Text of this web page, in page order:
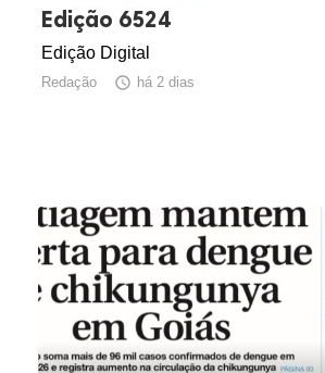
Edição 6524
Edição Digital
Redação  há 2 dias